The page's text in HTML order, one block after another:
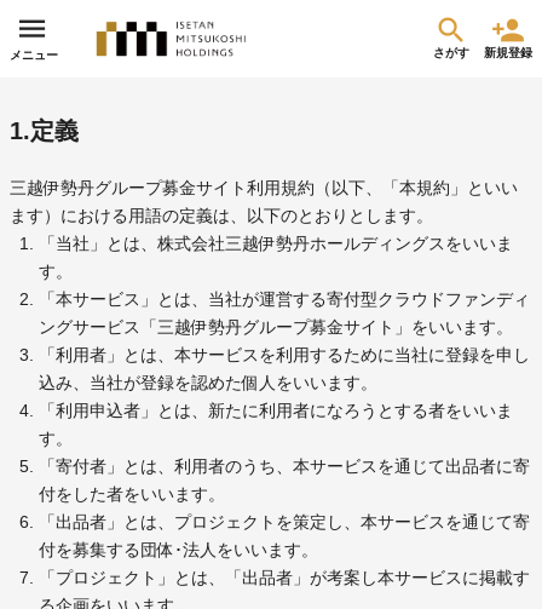
メニュー さがす 新規登録
1.定義
三越伊勢丹グループ募金サイト利用規約（以下、「本規約」といい
ます）における用語の定義は、以下のとおりとします。
「当社」とは、株式会社三越伊勢丹ホールディングスをいいま
す。
「本サービス」とは、当社が運営する寄付型クラウドファンディ
ングサービス「三越伊勢丹グループ募金サイト」をいいます。
「利用者」とは、本サービスを利用するために当社に登録を申し
込み、当社が登録を認めた個人をいいます。
「利用申込者」とは、新たに利用者になろうとする者をいいま
す。
「寄付者」とは、利用者のうち、本サービスを通じて出品者に寄
付をした者をいいます。
「出品者」とは、プロジェクトを策定し、本サービスを通じて寄
付を募集する団体･法人をいいます。
「プロジェクト」とは、「出品者」が考案し本サービスに掲載す